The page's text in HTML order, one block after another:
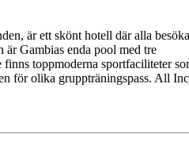
är ett skönt hotell där alla
Gambias enda pool med tre
toppmoderna sportfaciliteter
för olika gruppträningspass. All